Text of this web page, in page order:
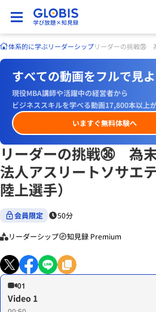
体系的に学ぶリーダーシップリーダーの挑戦㊱
すべての動画をフルで見よ
現役MBA講師や活躍中の経営者から
ビジネススキルを学べる動画17,800本以上
いますぐ無料体験へ
リーダーの挑戦㊱ 為
法人アスリートソサエ
陸上選手）
会員限定 50分
リーダーシップ 知見録 Premium
01
Video 1